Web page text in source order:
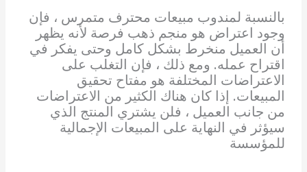
بالنسبة لمندوب مبيعات محترف متمرس ، فإن
وجود اعتراض هو منجم ذهب فرصة لأنه يظهر
أن العميل منخرط بشكل كامل وحتى يفكر في
اقتراح عمله. ومع ذلك ، فإن التغلب على
الاعتراضات المختلفة هو مفتاح تحقيق
المبيعات. إذا كان هناك الكثير من الاعتراضات
من جانب العميل ، فلن يشتري المنتج الذي
سيؤثر في النهاية على المبيعات الإجمالية
للمؤسسة